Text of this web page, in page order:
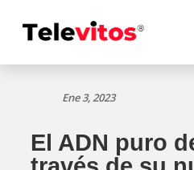
Ene 3, 2023
El ADN puro